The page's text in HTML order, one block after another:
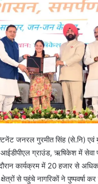
a
e
i
l
जनरल गुरमीत सिंह (से.नि) एवं
आईडीपीएल ग्राउंड, ऋषिकेश में सेवा
कार्यक्रम में 20 हजार से
से पहुंचे नागरिकों ने पुष्पवर्षा